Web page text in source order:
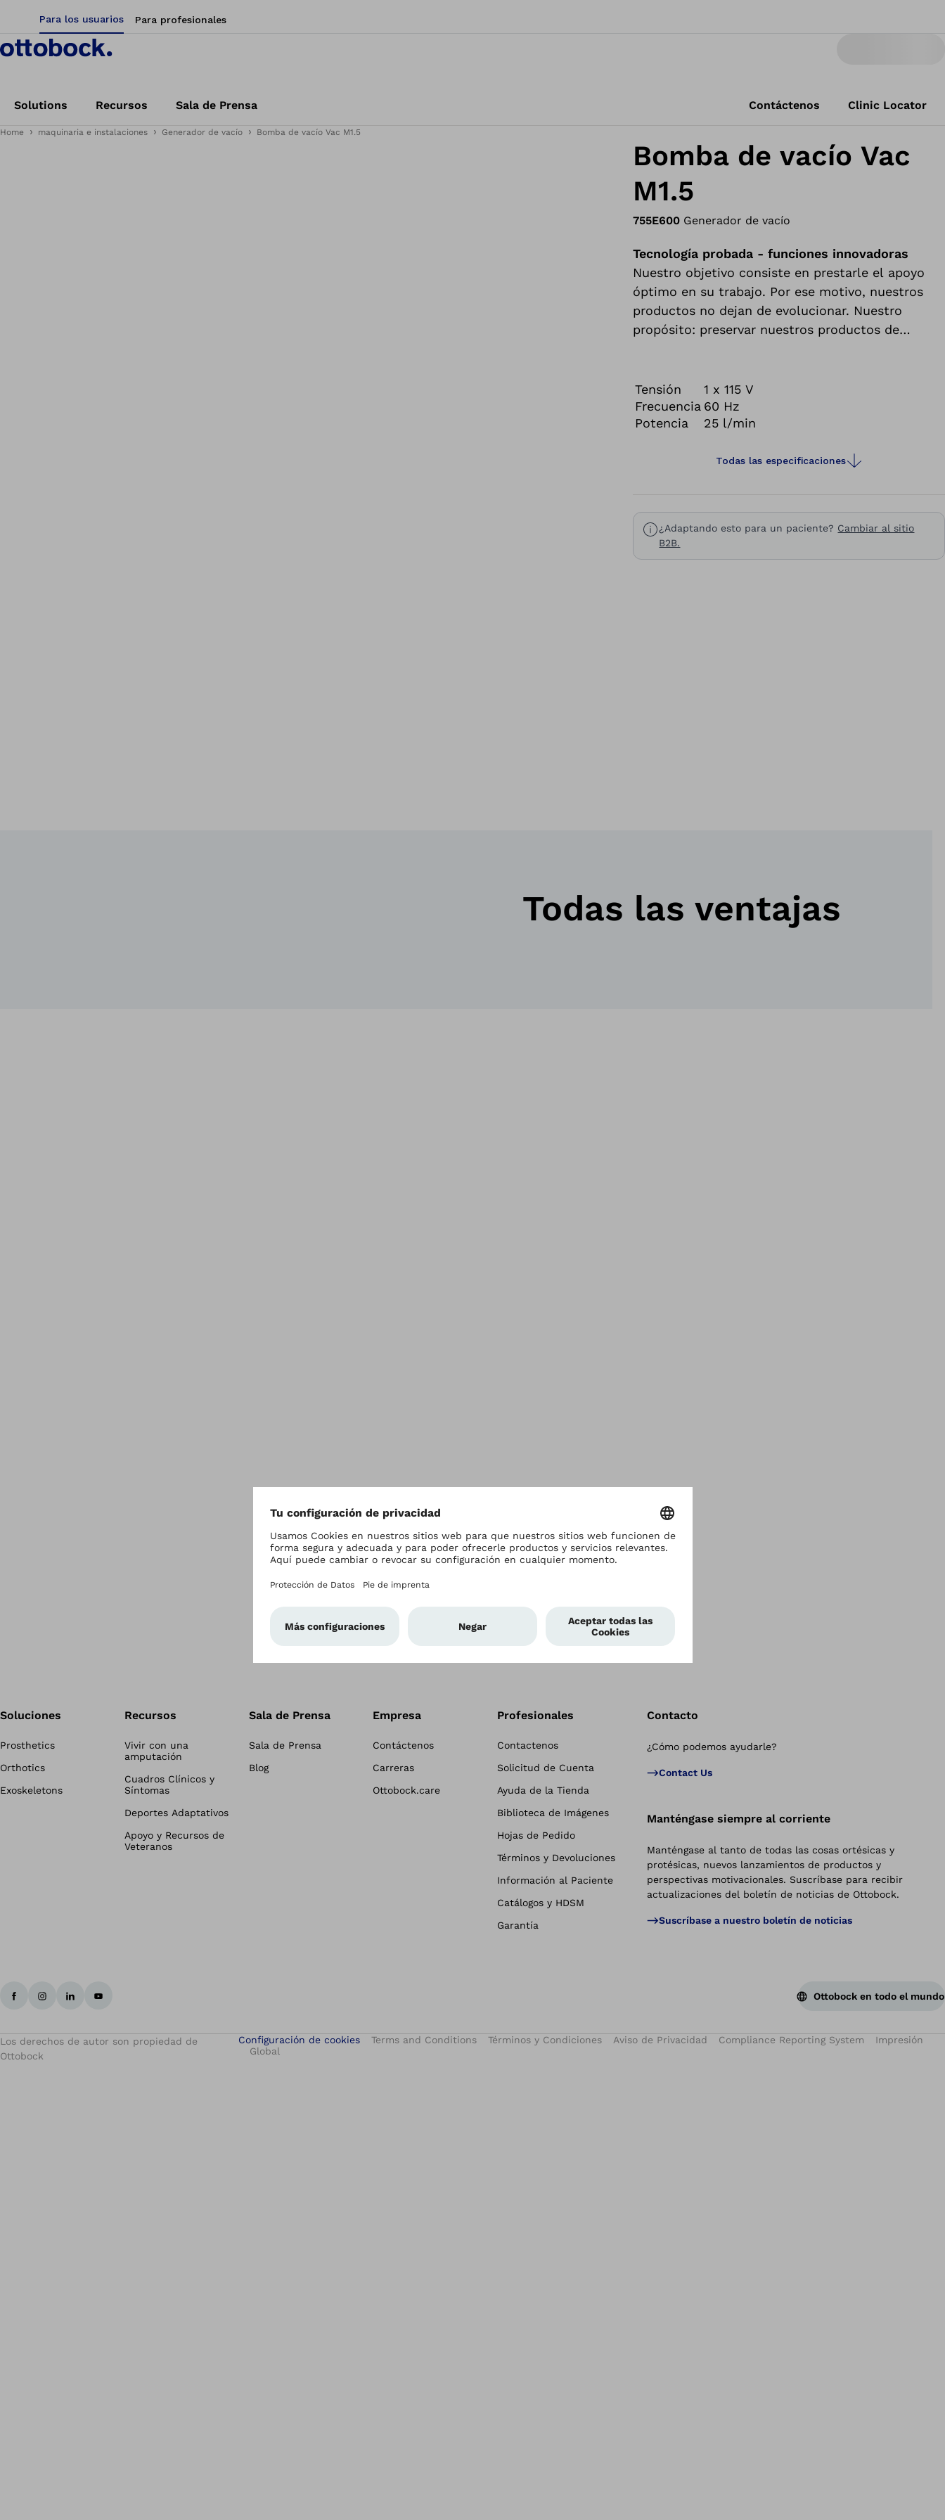
Para los usuarios Para profesionales
Solutions Recursos Sala de Prensa Contáctenos Clinic Locator
Home maquinaria e instalaciones Generador de vacío Bomba de vacío Vac M1.5
Bomba de vacío Vac
M1.5
755E600 Generador de vacío
Tecnología probada - funciones innovadoras
Nuestro objetivo consiste en prestarle el apoyo
óptimo en su trabajo. Por ese motivo, nuestros
productos no dejan de evolucionar. Nuestro
propósito: preservar nuestros productos de
ejemplo. En ella aunamos tecnologías fiables,
como el motor con bomba, con un sistema de
control innovador y un diseño moderno para
precisión aún.
Tensión
1 x 115 V
Frecuencia 60 Hz
Potencia
25 l/min
Todas las especificaciones
¿Adaptando esto para un paciente? Cambiar al sitio
B2B.
Todas las ventajas
Soluciones
Prosthetics
Orthotics
Exoskeletons
Recursos
Vivir con una
amputación
Cuadros Clínicos y
Síntomas
Deportes Adaptativos
Apoyo y Recursos de
Veteranos
Sala de Prensa
Sala de Prensa
Blog
Empresa
Contáctenos
Carreras
Ottobock.care
Profesionales
Contactenos
Solicitud de Cuenta
Ayuda de la Tienda
Biblioteca de Imágenes
Hojas de Pedido
Términos y Devoluciones
Información al Paciente
Catálogos y HDSM
Garantía
Contacto
¿Cómo podemos ayudarle?
Contact Us
Manténgase siempre al corriente
Manténgase al tanto de todas las cosas ortésicas y
protésicas, nuevos lanzamientos de productos y
perspectivas motivacionales. Suscríbase para recibir
actualizaciones del boletín de noticias de Ottobock.
Suscríbase a nuestro boletín de noticias
Ottobock en todo el mundo
Los derechos de autor son propiedad de
Ottobock
Configuración de cookies Terms and Conditions Términos y Condiciones Aviso de Privacidad Compliance Reporting System
Impresión
Global